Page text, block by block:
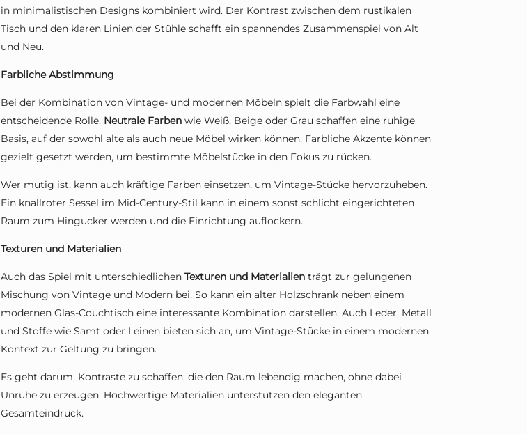
in minimalistischen Designs kombiniert wird. Der Kontrast zwischen dem rustikalen
Tisch und den klaren Linien der Stühle schafft ein spannendes Zusammenspiel von Alt
und Neu.
Farbliche Abstimmung
Bei der Kombination von Vintage- und modernen Möbeln spielt die Farbwahl eine
entscheidende Rolle. Neutrale Farben wie Weiß, Beige oder Grau schaffen eine ruhige
Basis, auf der sowohl alte als auch neue Möbel wirken können. Farbliche Akzente können
gezielt gesetzt werden, um bestimmte Möbelstücke in den Fokus zu rücken.
Wer mutig ist, kann auch kräftige Farben einsetzen, um Vintage-Stücke hervorzuheben.
Ein knallroter Sessel im Mid-Century-Stil kann in einem sonst schlicht eingerichteten
Raum zum Hingucker werden und die Einrichtung auflockern.
Texturen und Materialien
Auch das Spiel mit unterschiedlichenTexturen und Materialien trägt zur gelungenen
Mischung von Vintage und Modern bei. So kann ein alter Holzschrank neben einem
modernen Glas-Couchtisch eine interessante Kombination darstellen. Auch Leder, Metall
und Stoffe wie Samt oder Leinen bieten sich an, um Vintage-Stücke in einem modernen
Kontext zur Geltung zu bringen.
Es geht darum, Kontraste zu schaffen, die den Raum lebendig machen, ohne dabei
Unruhe zu erzeugen. Hochwertige Materialien unterstützen den eleganten
Gesamteindruck.